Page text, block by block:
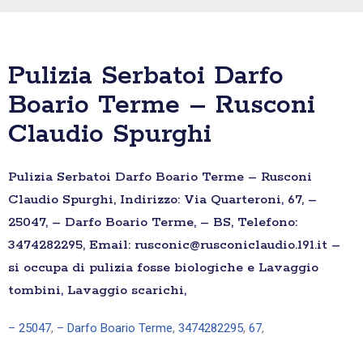
Pulizia Serbatoi Darfo
Boario Terme – Rusconi
Claudio Spurghi
Pulizia Serbatoi Darfo Boario Terme – Rusconi
Claudio Spurghi, Indirizzo: Via Quarteroni, 67, –
25047, – Darfo Boario Terme, – BS, Telefono:
3474282295, Email: rusconic@rusconiclaudio.191.it –
si occupa di pulizia fosse biologiche e Lavaggio
tombini, Lavaggio scarichi,
– 25047, – Darfo Boario Terme, 3474282295, 67,